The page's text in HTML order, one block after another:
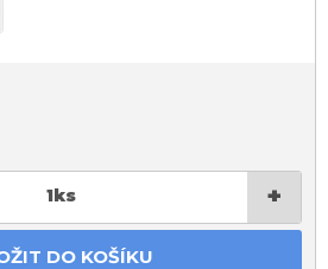
1ks +
DO KOŠÍKU